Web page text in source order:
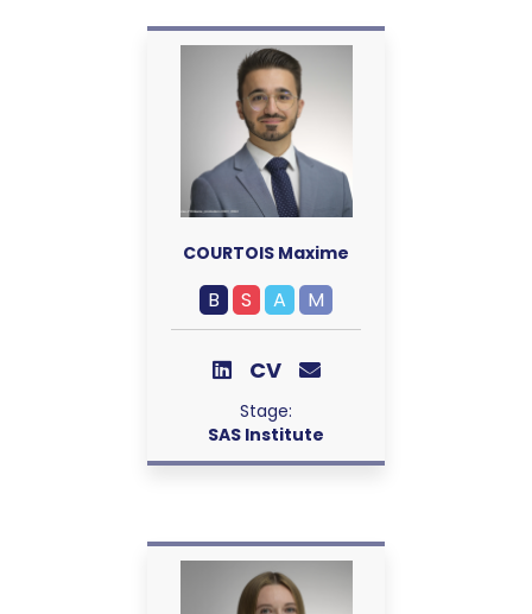
COURTOIS Maxime
B S A M
CV
Stage:
SAS Institute